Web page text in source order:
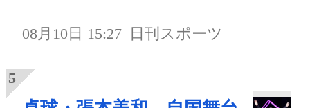
08月10日 15:27 日刊スポーツ